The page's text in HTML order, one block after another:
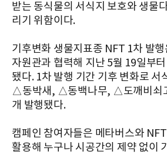
받는 동식물의 서식지 보호와 생물
리기 위함이다.
기후변화 생물지표종 NFT 1차 발
자원관과 협력해 지난 5월 19일부
됐다. 1차 발행 기간 기후 변화로 서
△동박새, △동백나무, △도깨비쇠
개 발행됐다.
캠페인 참여자들은 메타버스와
활용해 누구나 시공간의 제약 없이